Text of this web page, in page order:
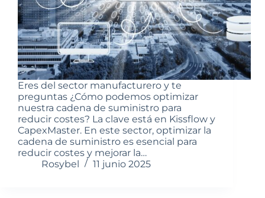
Eres del sector manufacturero y te
preguntas ¿Cómo podemos optimizar
nuestra cadena de suministro para
reducir costes? La clave está en Kissflow y
CapexMaster. En este sector, optimizar la
cadena de suministro es esencial para
reducir costes y mejorar la…
Rosybel
11 junio 2025